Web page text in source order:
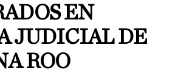
EN
JUDICIAL DE
ROO